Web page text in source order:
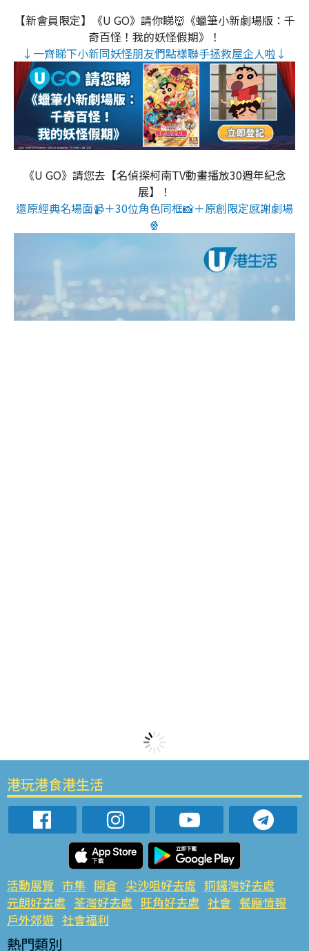
【新會員限定】《U GO》請你睇👹《蠟筆小新劇場版：千
奇百怪！我的妖怪假期》！
↓一齊睇下小新同妖怪朋友們點樣聯手拯救屋企人啦↓
《U GO》請您去【名偵探柯南TV動畫播放30週年紀念
展】！
還原經典名場面📹＋30位角色同框📸＋原創限定感謝劇場
🍿
港玩港食港生活
活動展覽 市集 開倉 尖沙咀好去處 銅鑼灣好去處
元朗好去處 荃灣好去處 旺角好去處 社會 餐廳情報
戶外郊遊 社會福利
熱門類別